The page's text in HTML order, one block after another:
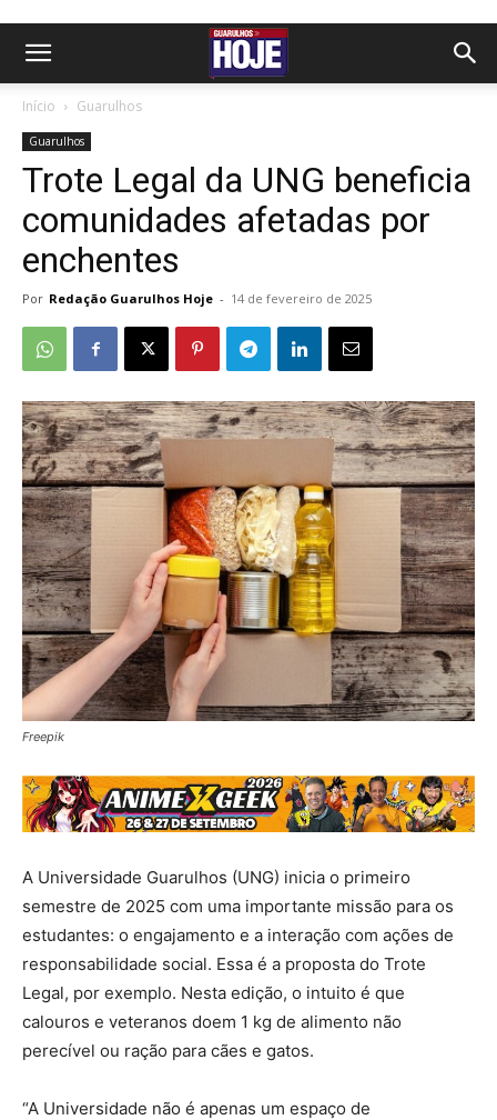
Início Guarulhos
Guarulhos
Trote Legal da UNG beneficia
comunidades afetadas por
enchentes
Por Redação Guarulhos Hoje - 14 de fevereiro de 2025
Freepik
A Universidade Guarulhos (UNG) inicia o primeiro
semestre de 2025 com uma importante missão para os
estudantes: o engajamento e a interação com ações de
responsabilidade social. Essa é a proposta do Trote
Legal, por exemplo. Nesta edição, o intuito é que
calouros e veteranos doem 1 kg de alimento não
perecível ou ração para cães e gatos.
“A Universidade não é apenas um espaço de